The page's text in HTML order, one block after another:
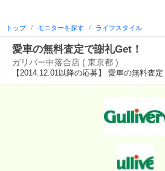
トップ / モニターを探す / ライフスタイル
愛車の無料査定で謝礼Get！
ガリバー中落合店 ( 東京都 )
【2014.12.01以降の応募】 愛車の無料査